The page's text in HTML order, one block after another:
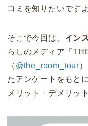
コミを知りたいですよ
そこで今回は、 イン
らしのメディア「
（ @the_room_tour
たアンケートをもと
メリット・デメリッ